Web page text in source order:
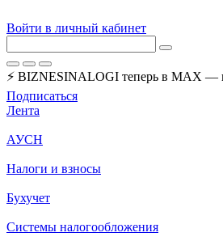
Войти в личный кабинет
⚡ BIZNESINALOGI теперь в MAX —
Подписаться
Лента
АУСН
Налоги и взносы
Бухучет
Системы налогообложения